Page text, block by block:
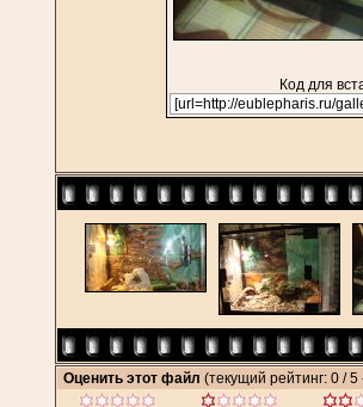
Код для
Оценить этот файл (текущий рейтинг: 0 / 5